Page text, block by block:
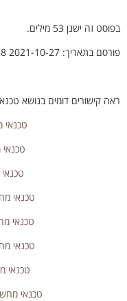
בפוסט זה ישנן 53 מילים.
פורסם בתאריך: 2021-10-27 13:36:18
ראה קישורים דומים בנושא
טכנאי
טכנאי
טכנאי
טכנאי
טכנאי
טכנאי